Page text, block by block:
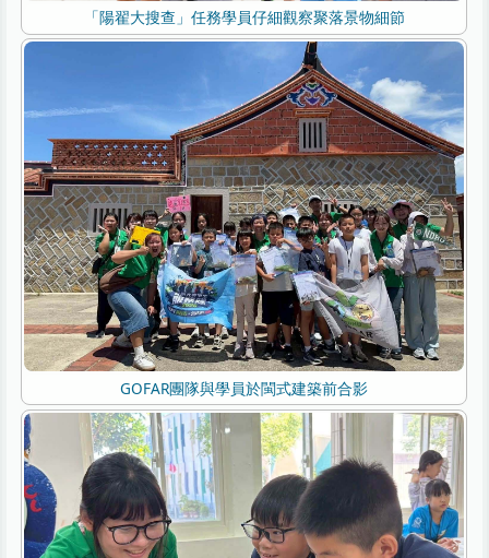
「陽翟大搜查」任務學員仔細觀察聚落景物細節
GOFAR團隊與學員於閩式建築前合影